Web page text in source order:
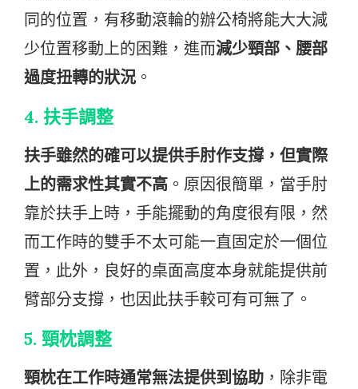
同的位置，有移動滾輪的辦公椅將能大大減
少位置移動上的困難，進而減少頸部、腰部
過度扭轉的狀況 。
4. 扶手調整
扶手雖然的確可以提供手肘作支撐，但實際
上的需求性其實不高 。原因很簡單，當手肘
靠於扶手上時，手能擺動的角度很有限，然
而工作時的雙手不太可能一直固定於一個位
置，此外，良好的桌面高度本身就能提供前
臂部分支撐，也因此扶手較可有可無了。
5. 頸枕調整
頸枕在工作時通常無法提供到協助 ，除非電